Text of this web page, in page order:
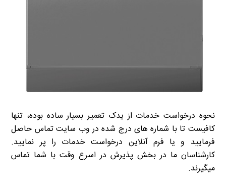
نحوه درخواست خدمات از یدک تعمیر بسیار ساده بوده، تنها
کافیست تا با شماره های درج شده در وب سایت تماس حاصل
فرمایید و یا فرم آنلاین درخواست خدمات را پر نمایید.
کارشناسان ما در بخش پذیرش در اسرع وقت با شما تماس
میگیرند.